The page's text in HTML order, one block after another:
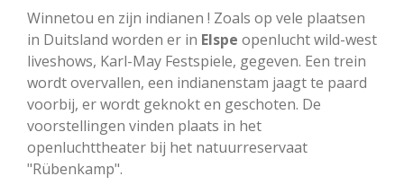
Winnetou en zijn indianen ! Zoals op vele plaatsen
in Duitsland worden er in Elspe openlucht wild-west
liveshows, Karl-May Festspiele, gegeven. Een trein
wordt overvallen, een indianenstam jaagt te paard
voorbij, er wordt geknokt en geschoten. De
voorstellingen vinden plaats in het
openluchttheater bij het natuurreservaat
"Rübenkamp".